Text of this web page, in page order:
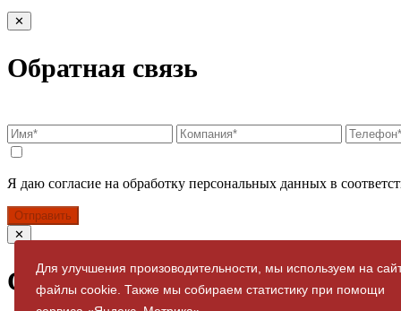
Для улучшения произоводительности, мы используем на
файлы cookie. Также мы собираем статистику при помощи
✕
Обратная связь
Я даю согласие на обработку персональных данных в
Отправить
✕
Спасибо за заявку